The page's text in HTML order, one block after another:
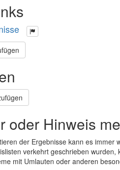
oder Hinweis
der Ergebnisse kann es
verkehrt geschrieben
mit Umlauten oder anderen